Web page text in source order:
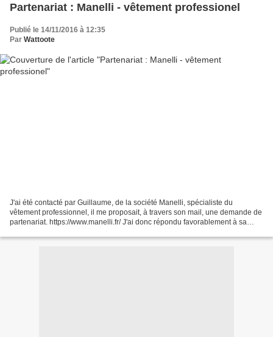
Partenariat : Manelli - vêtement professionel
Publié le 14/11/2016 à 12:35
Par Wattoote
J'ai été contacté par Guillaume, de la société Manelli, spécialiste du
vêtement professionnel, il me proposait, à travers son mail, une demande de
partenariat. https://www.manelli.fr/ J'ai donc répondu favorablement à sa